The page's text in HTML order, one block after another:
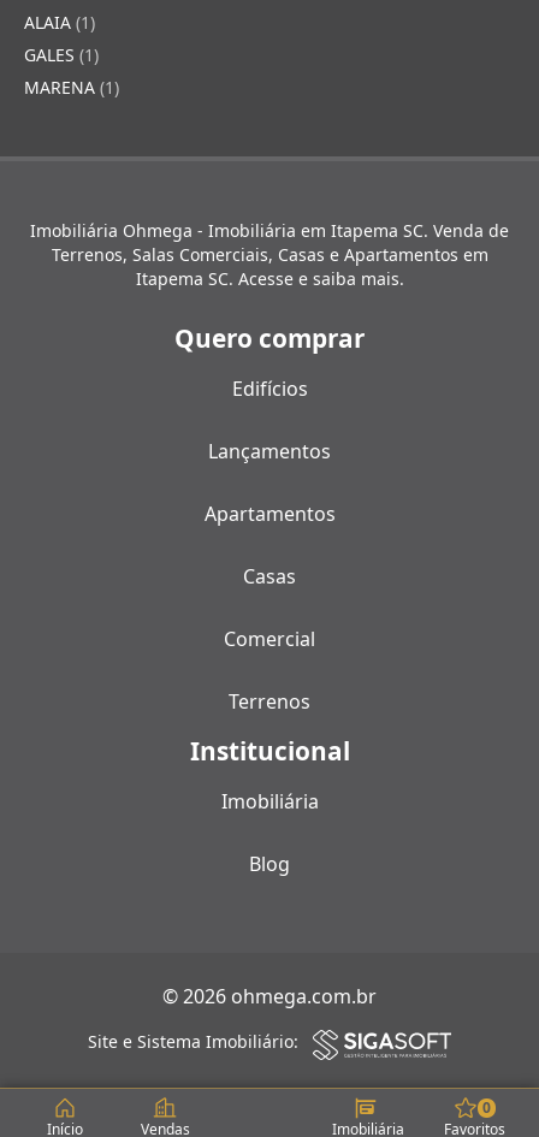
ALAIA (1)
GALES (1)
MARENA (1)
Imobiliária Ohmega - Imobiliária em Itapema SC. Venda de
Terrenos, Salas Comerciais, Casas e Apartamentos em
Itapema SC. Acesse e saiba mais.
Quero comprar
Edifícios
Lançamentos
Apartamentos
Casas
Comercial
Terrenos
Institucional
Imobiliária
Blog
© 2026 ohmega.com.br
Site e Sistema Imobiliário:
Início Vendas Imobiliária
0
Favoritos